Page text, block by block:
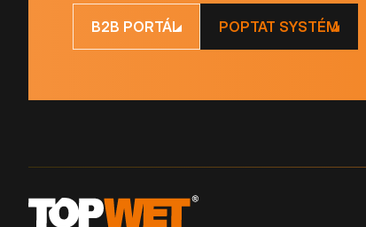
B2B PORTÁL POPTAT SYSTÉM